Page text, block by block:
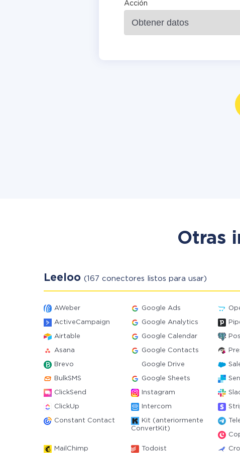
Acción
Otras
Leeloo (167 conectores listos para usar)
AWeber Google Ads
ActiveCampaign Google Analytics
Airtable Google Calendar
Asana Google Contacts
Brevo Google Drive
BulkSMS Google Sheets
ClickSend Instagram
ClickUp Intercom
Constant Contact
Kit (anteriormente
ConvertKit)
MailChimp Todoist